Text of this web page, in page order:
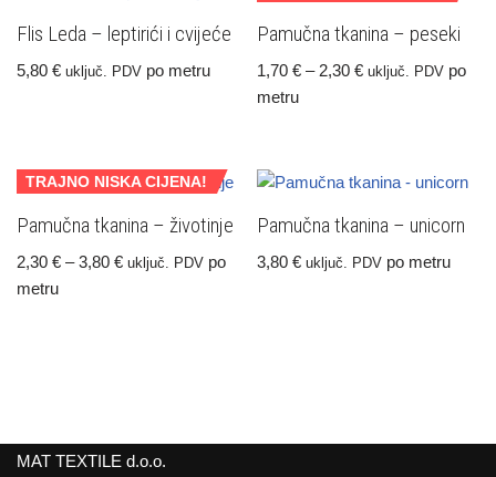
Flis Leda – leptirići i cvijeće
5,80 € uključ. PDV po metru
Pamučna tkanina – peseki
1,70€ – 2,30€ uključ. PDV po
metru
TRAJNO NISKA CIJENA!
Pamučna tkanina – životinje
2,30 € – 3,80 € uključ. PDV po
metru
Pamučna tkanina – unicorn
3,80€ uključ. PDV po metru
MAT TEXTILE d.o.o.